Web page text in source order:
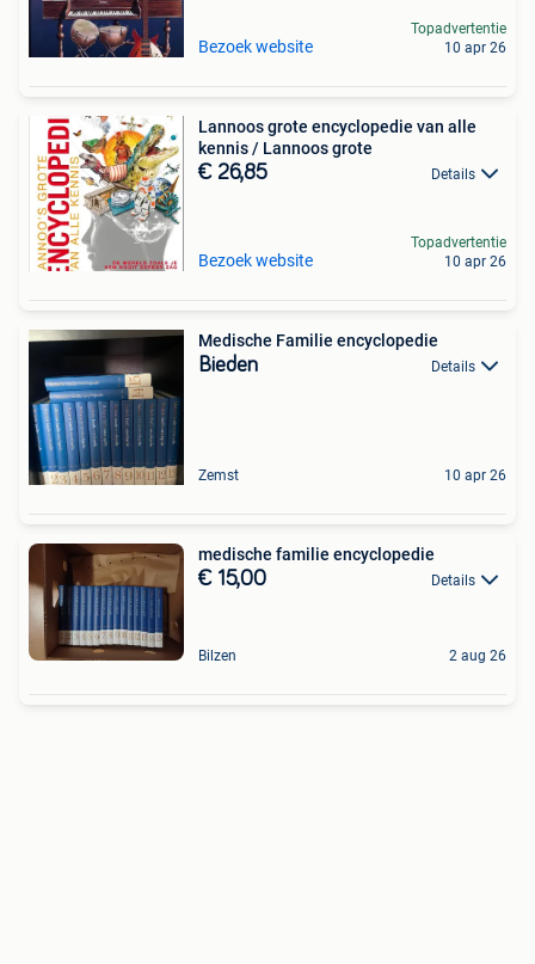
Bezoek website
Topadvertentie
10 apr 26
Lannoos grote encyclopedie van alle
kennis / Lannoos grote
€ 26,85 Details
Bezoek website
Topadvertentie
10 apr 26
Medische Familie encyclopedie
Bieden Details
Zemst 10 apr 26
medische familie encyclopedie
€ 15,00 Details
Bilzen 2 aug 26